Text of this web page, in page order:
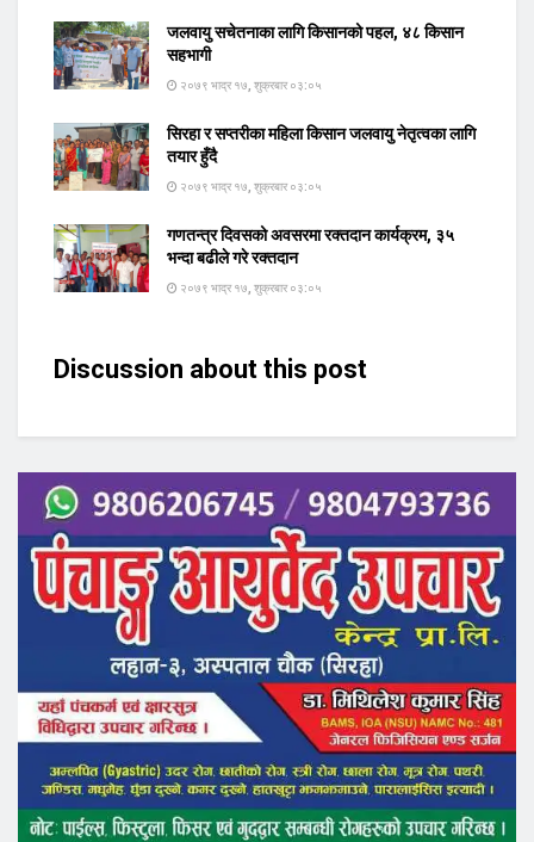
जलवायु सचेतनाका लागि किसानको पहल, ४८ किसान
सहभागी
२०७९ भाद्र १७, शुक्रबार ०३:०५
सिरहा र सप्तरीका महिला किसान जलवायु नेतृत्वका लागि
तयार हुँदै
२०७९ भाद्र १७, शुक्रबार ०३:०५
गणतन्त्र दिवसको अवसरमा रक्तदान कार्यक्रम, ३५
भन्दा बढीले गरे रक्तदान
२०७९ भाद्र १७, शुक्रबार ०३:०५
Discussion about this post